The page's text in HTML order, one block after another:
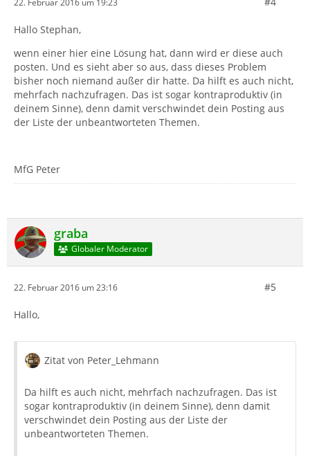
Hallo Stephan,
wenn einer hier eine Lösung hat, dann wird er diese auch
posten. Und es sieht aber so aus, dass dieses Problem
bisher noch niemand außer dir hatte. Da hilft es auch nicht,
mehrfach nachzufragen. Das ist sogar kontraproduktiv (in
deinem Sinne), denn damit verschwindet dein Posting aus
der Liste der unbeantworteten Themen.
MfG Peter
graba
Globaler Moderator
22. Februar 2016 um 23:16 #5
Hallo,
Zitat von Peter_Lehmann
Da hilft es auch nicht, mehrfach nachzufragen. Das ist
sogar kontraproduktiv (in deinem Sinne), denn damit
verschwindet dein Posting aus der Liste der
unbeantworteten Themen.